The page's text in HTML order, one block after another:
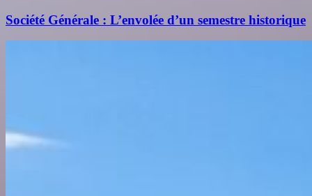
Société Générale : L’envolée d’un semestre historique